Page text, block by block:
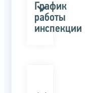
График
работы
инспекции